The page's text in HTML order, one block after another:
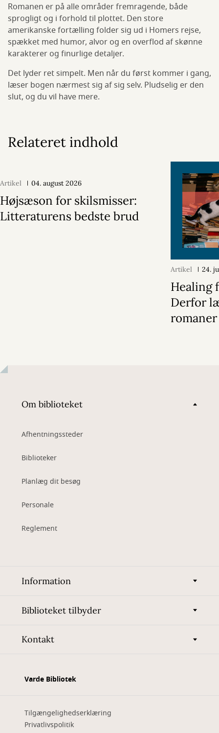
Romanen er på alle områder fremragende, både
sprogligt og i forhold til plottet. Den store
amerikanske fortælling folder sig ud i Homers rejse,
spækket med humor, alvor og en overflod af skønne
karakterer og finurlige detaljer.
Det lyder ret simpelt. Men når du først kommer i gang,
læser bogen nærmest sig af sig selv. Pludselig er den
slut, og du vil have mere.
Relateret indhold
Artikel 04. august 2026
Højsæson for skilsmisser:
Litteraturens bedste brud
Artikel 24.
Healing
Derfor
Om biblioteket
Afhentningssteder
Biblioteker
Planlæg dit besøg
Personale
Reglement
Information
Biblioteket tilbyder
Kontakt
Varde Bibliotek
Tilgængelighedserklæring
Privatlivspolitik